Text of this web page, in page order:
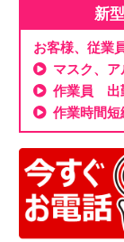
新
お客様、従業
マスク、
作業員 出
作業時間短